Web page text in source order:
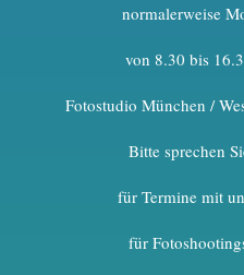
normalerweise
von 8.30 bis
Fotostudio München /
Bitte sprechen
für Termine mit
für